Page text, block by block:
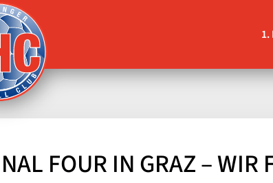
1.
FOUR IN GRAZ – WIR